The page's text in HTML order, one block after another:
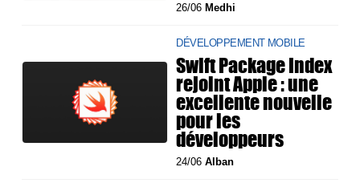
26/06 Medhi
DÉVELOPPEMENT MOBILE
Swift Package Index
rejoint Apple : une
excellente nouvelle
pour les
développeurs
24/06Alban